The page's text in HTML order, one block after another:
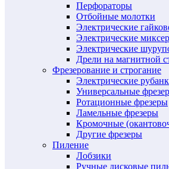
Перфораторы
Отбойные молотки
Электрические
Электрические
Электрические
Дрели на магнитной
Фрезерование и строгание
Электрические
Универсальные
Ротационные фрезеры
Ламельные фрезеры
Кромочные
Другие фрезеры
Пиление
Лобзики
Ручные дисковые